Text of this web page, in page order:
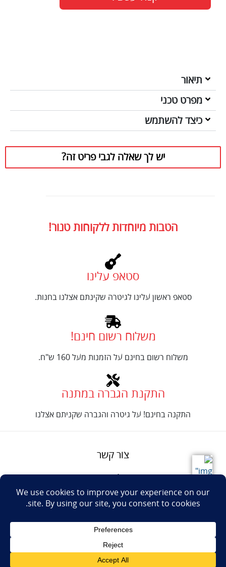
תיאור
מפרט טכני
כיצד להשתמש
יש לך שאלה לגבי פריט זה?
הטבות מיוחדות ללקוחות טנור!
סטאפ עלינו
סטאפ ראשון עלינו לגיטרה שקינתם אצלנו בחנות.
משלוח רשום חינם!
משלוח רשום בחינם על הזמנות מעל 160 ש"ח.
התקנת הגברה במתנה
התקנה בחינם! על גיטרה והגברה שקניתם אצלנו
צור קשר
על טנור
תנאים והגבלות
WhatsApp
© Tenor Music
Ltd
Design: Eshel
אתר מאתנינטאי